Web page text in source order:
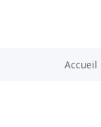
Accueil